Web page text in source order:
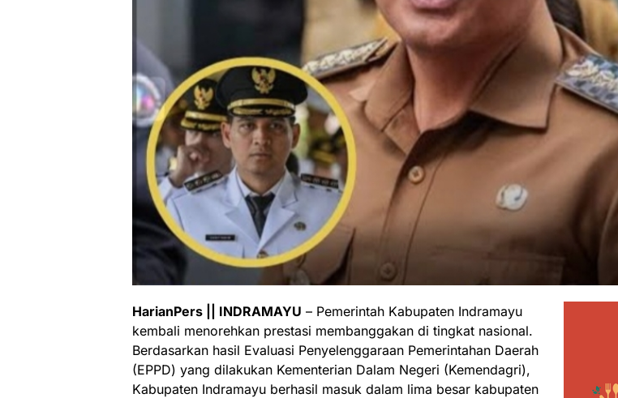
HarianPers || INDRAMAYU – Pemerintah Kabupaten Indramayu
kembali menorehkan prestasi membanggakan di tingkat nasional.
Berdasarkan hasil Evaluasi Penyelenggaraan Pemerintahan Daerah
(EPPD) yang dilakukan Kementerian Dalam Negeri (Kemendagri),
Kabupaten Indramayu berhasil masuk dalam lima besar kabupaten